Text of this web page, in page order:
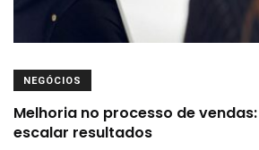
NEGÓCIOS
Melhoria no processo de
escalar resultados